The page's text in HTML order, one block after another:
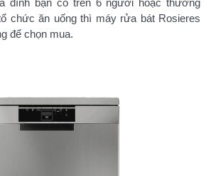
đình bạn có trên 6 người hoặc thường
chức ăn uống thì máy rửa bát Rosieres
để chọn mua.